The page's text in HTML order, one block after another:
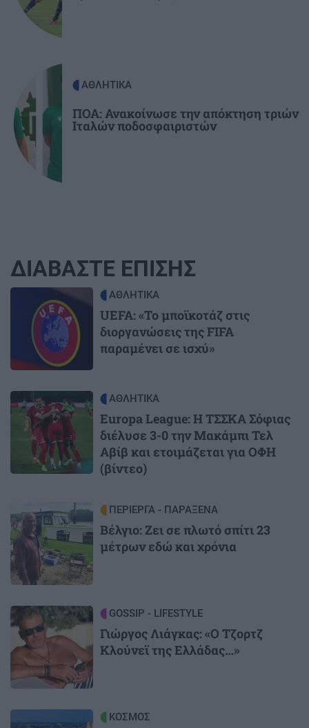
ΑΘΛΗΤΙΚΑ
ΠΟΑ: Ανακοίνωσε την απόκτηση τριών
Ιταλών ποδοσφαιριστών
ΔΙΑΒΑΣΤΕ ΕΠΙΣΗΣ
ΑΘΛΗΤΙΚΑ
UEFA: «Το μποϊκοτάζ στις
διοργανώσεις της FIFA
παραμένει σε ισχύ»
Image ΑΘΛΗΤΙΚΑ
Europa League: Η ΤΣΣΚΑ Σόφιας
διέλυσε 3-0 την Μακάμπι Τελ
Αβίβ και ετοιμάζεται για ΟΦΗ
(βίντεο)
Image ΠΕΡΙΕΡΓΑ - ΠΑΡΑΞΕΝΑ
Βέλγιο: Ζει σε πλωτό σπίτι 23
μέτρων εδώ και χρόνια
Image GOSSIP - LIFESTYLE
Γιώργος Λιάγκας: «Ο Τζορτζ
Κλούνεϊ της Ελλάδας…»
ΚΟΣΜΟΣ